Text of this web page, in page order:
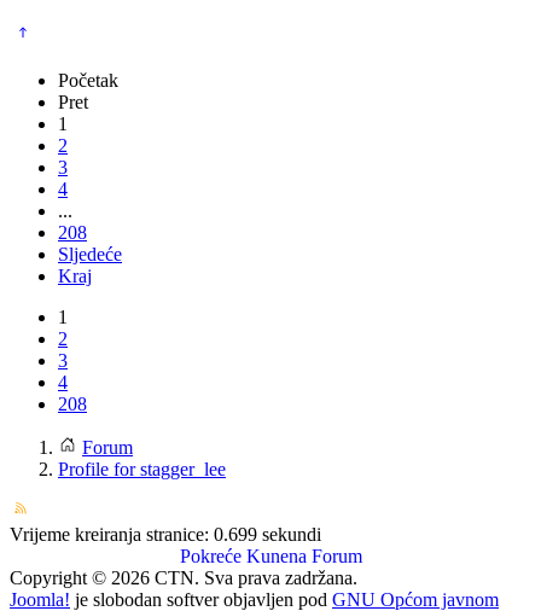
Početak
Pret
1
2
3
4
...
208
Sljedeće
Kraj
1
2
3
4
208
Forum
Profile for stagger_lee
Vrijeme kreiranja stranice: 0.699 sekundi
Pokreće Kunena Forum
Copyright © 2026 CTN. Sva prava zadržana.
Joomla! je slobodan softver objavljen pod GNU Općom javnom